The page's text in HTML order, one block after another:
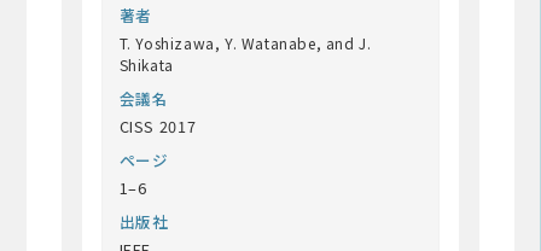
著者
T. Yoshizawa, Y. Watanabe, and J.
Shikata
会議名
CISS 2017
ページ
1–6
出版社